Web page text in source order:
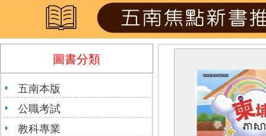
圖書分類
五南本版
公職考試
教科專業